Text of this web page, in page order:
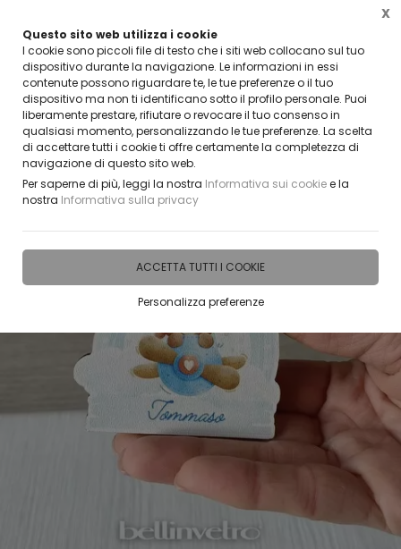
Questo sito web utilizza i cookie
I cookie sono piccoli file di testo che i siti web collocano sul tuo
dispositivo durante la navigazione. Le informazioni in essi
contenute possono riguardare te, le tue preferenze o il tuo
dispositivo ma non ti identificano sotto il profilo personale. Puoi
liberamente prestare, rifiutare o revocare il tuo consenso in
qualsiasi momento, personalizzando le tue preferenze. La scelta
di accettare tutti i cookie ti offre certamente la completezza di
navigazione di questo sito web.
Per saperne di più, leggi la nostra Informativa sui cookiee la
nostra Informativa sulla privacy
ACCETTA TUTTI I COOKIE
Personalizza preferenze
X
CLICCA E SCOPRI I COUPON ATTIVI ADESSO
Home IDEE E REGALI PERSONALIZZABILI BOMBONIERE